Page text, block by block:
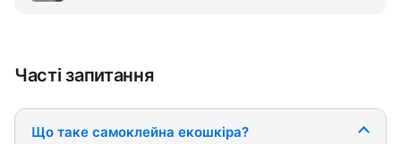
Часті запитання
Що таке самоклейна екошкіра?